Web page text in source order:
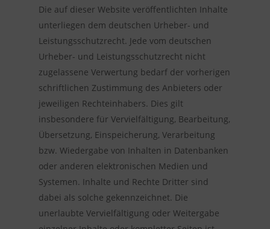
Die auf dieser Website veröffentlichten Inhalte
unterliegen dem deutschen Urheber- und
Leistungsschutzrecht. Jede vom deutschen
Urheber- und Leistungsschutzrecht nicht
zugelassene Verwertung bedarf der vorherigen
schriftlichen Zustimmung des Anbieters oder
jeweiligen Rechteinhabers. Dies gilt
insbesondere für Vervielfältigung, Bearbeitung,
Übersetzung, Einspeicherung, Verarbeitung
bzw. Wiedergabe von Inhalten in Datenbanken
oder anderen elektronischen Medien und
Systemen. Inhalte und Rechte Dritter sind
dabei als solche gekennzeichnet. Die
unerlaubte Vervielfältigung oder Weitergabe